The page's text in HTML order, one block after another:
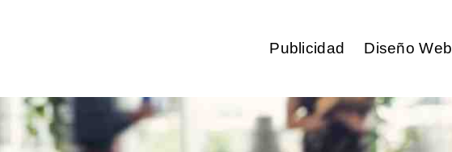
Publicidad Diseño Web